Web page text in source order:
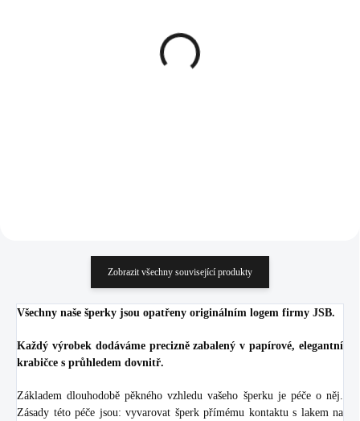
Zobrazit všechny související produkty
Všechny naše šperky jsou opatřeny originálním logem firmy JSB.
Každý výrobek dodáváme precizně zabalený v papírové, elegantní
krabičce s průhledem dovnitř.
Základem dlouhodobě pěkného vzhledu vašeho šperku je péče o něj.
Zásady této péče jsou: vyvarovat šperk přímému kontaktu s lakem na